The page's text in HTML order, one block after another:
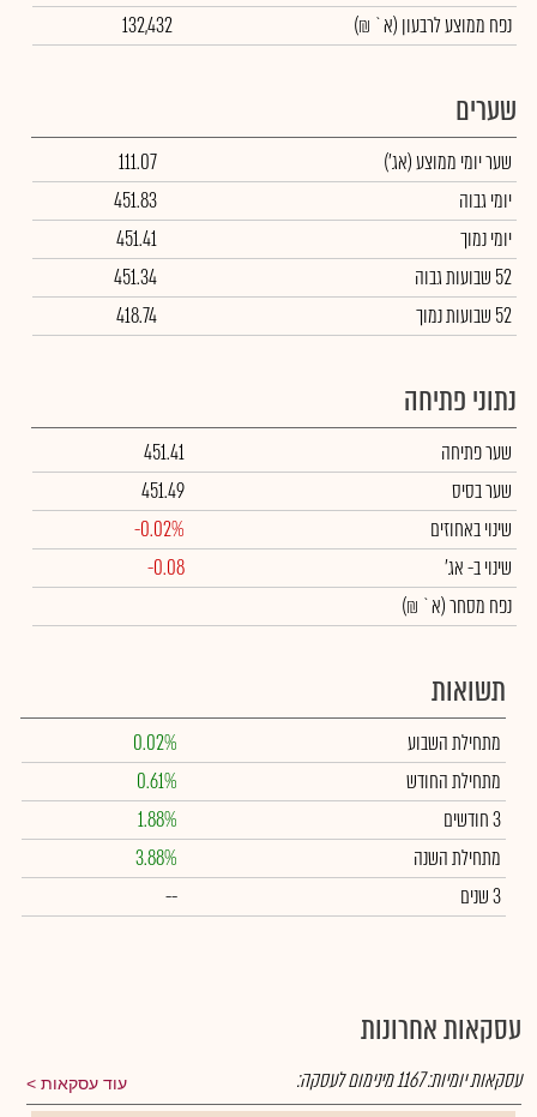
נפח ממוצע לרבעון (א` ₪)
132,432
שערים
שער יומי ממוצע(אג')
111.07
יומי גבוה
451.83
יומי נמוך
451.41
52 שבועות גבוה
451.34
52 שבועות נמוך
418.74
נתוני פתיחה
שער פתיחה
451.41
שער בסיס
451.49
שינוי באחוזים
-0.02%
שינויב- אג'
-0.08
נפח מסחר(א` ₪)
תשואות
מתחילת השבוע
0.02%
מתחילת החודש
0.61%
3 חודשים
1.88%
מתחילת השנה
3.88%
3 שנים
--
עסקאות אחרונות
עוד עסקאות עסקאות יומיות:1167מינימום לעסקה: